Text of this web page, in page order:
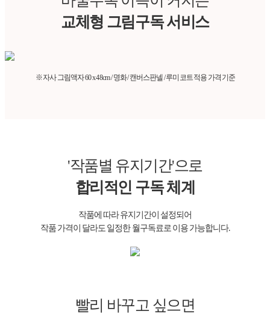
교체형 그림구독 서비스
※ 자사 그림액자 60 x 48cm / 명화 / 캔버스판넬 / 루미코트 적용 가격 기준
'작품별 유지기간'으로
합리적인 구독 체계
작품에 따라 유지기간이 설정되어
작품 가격이 달라도 일정한 월구독료로 이용가능합니다.
빨리 바꾸고 싶으면